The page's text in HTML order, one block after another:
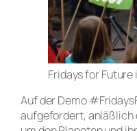
Fridays for Future
Auf der Demo
aufgefordert, anläßlich